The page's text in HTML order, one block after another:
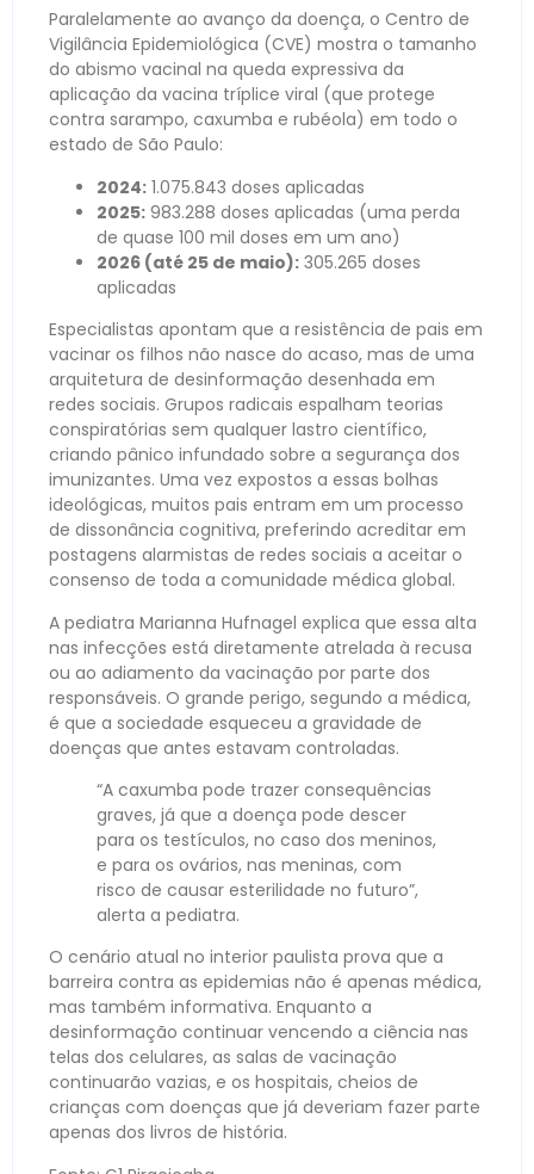
Paralelamente ao avanço da doença, o Centro de
Vigilância Epidemiológica (CVE) mostra o tamanho
do abismo vacinal na queda expressiva da
aplicação da vacina tríplice viral (que protege
contra sarampo, caxumba e rubéola) em todo o
estado de São Paulo:
2024: 1.075.843 doses aplicadas
2025: 983.288 doses aplicadas (uma perda
de quase 100 mil doses em um ano)
2026 (até 25 de maio): 305.265 doses
aplicadas
Especialistas apontam que a resistência de pais em
vacinar os filhos não nasce do acaso, mas de uma
arquitetura de desinformação desenhada em
redes sociais. Grupos radicais espalham teorias
conspiratórias sem qualquer lastro científico,
criando pânico infundado sobre a segurança dos
imunizantes. Uma vez expostos a essas bolhas
ideológicas, muitos pais entram em um processo
de dissonância cognitiva, preferindo acreditar em
postagens alarmistas de redes sociais a aceitar o
consenso de toda a comunidade médica global.
A pediatra Marianna Hufnagel explica que essa alta
nas infecções está diretamente atrelada à recusa
ou ao adiamento da vacinação por parte dos
responsáveis. O grande perigo, segundo a médica,
é que a sociedade esqueceu a gravidade de
doenças que antes estavam controladas.
“A caxumba pode trazer consequências
graves, já que a doença pode descer
para os testículos, no caso dos meninos,
e para os ovários, nas meninas, com
risco de causar esterilidade no futuro”,
alerta a pediatra.
O cenário atual no interior paulista prova que a
barreira contra as epidemias não é apenas médica,
mas também informativa. Enquanto a
desinformação continuar vencendo a ciência nas
telas dos celulares, as salas de vacinação
continuarão vazias, e os hospitais, cheios de
crianças com doenças que já deveriam fazer parte
apenas dos livros de história.